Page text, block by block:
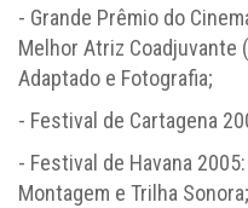
- Grande Prêmio do
Melhor Atriz Coadjuvante (
Adaptado e Fotografia;
- Festival de Cartagena
- Festival de Havana
Montagem e Trilha Sonora;